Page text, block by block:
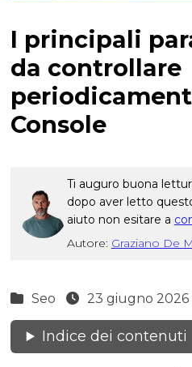
I principali
da controllare
Console
Ti auguro buona
dopo aver letto
aiuto non esitare a
Autore: Graziano De
Seo 23 giugno 2026
Indice dei contenuti